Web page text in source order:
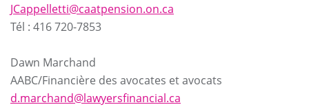
JCappelletti@caatpension.on.ca
Tél : 416 720-7853
Dawn Marchand
AABC/Financière des avocates et avocats
d.marchand@lawyersfinancial.ca